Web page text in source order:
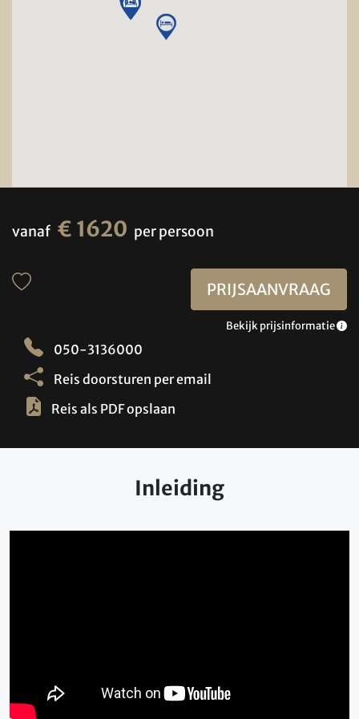
vanaf € 1620 per persoon
PRIJSAANVRAAG
Bekijk prijsinformatie
050-3136000
Reis doorsturen per email
Reis als PDF opslaan
Inleiding